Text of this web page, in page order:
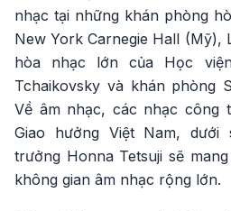
nhạc tại những khán phòng
New York Carnegie Hall (Mỹ),
hòa nhạc lớn của Học
Tchaikovsky và khán phòng
Về âm nhạc, các nhạc công
Giao hưởng Việt Nam,
trưởng Honna Tetsuji sẽ
không gian âm nhạc rộng lớn.